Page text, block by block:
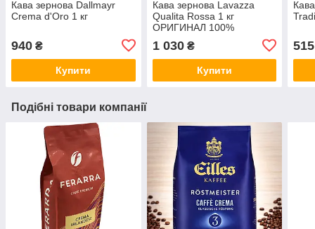
Кава зернова Dallmayr
Crema d'Oro 1 кг
940 ₴
Купити
Кава зернова Lavazza
Qualita Rossa 1 кг
ОРИГИНАЛ 100%
1 030₴
Купити
515
Подібні товари компанії